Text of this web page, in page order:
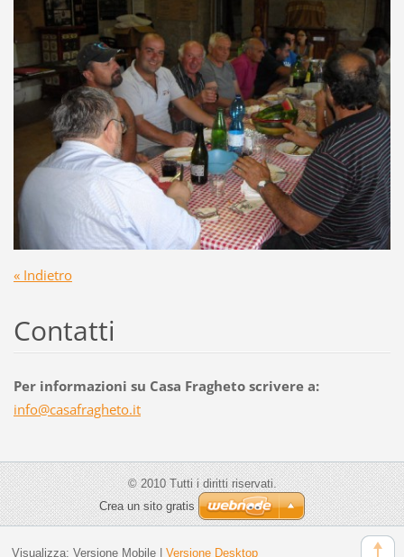
« Indietro
Contatti
Per informazioni su Casa Fragheto scrivere a:
info@casafragheto.it
© 2010 Tutti i diritti riservati.
Crea un sito gratis
Visualizza: Versione Mobile| Versione Desktop